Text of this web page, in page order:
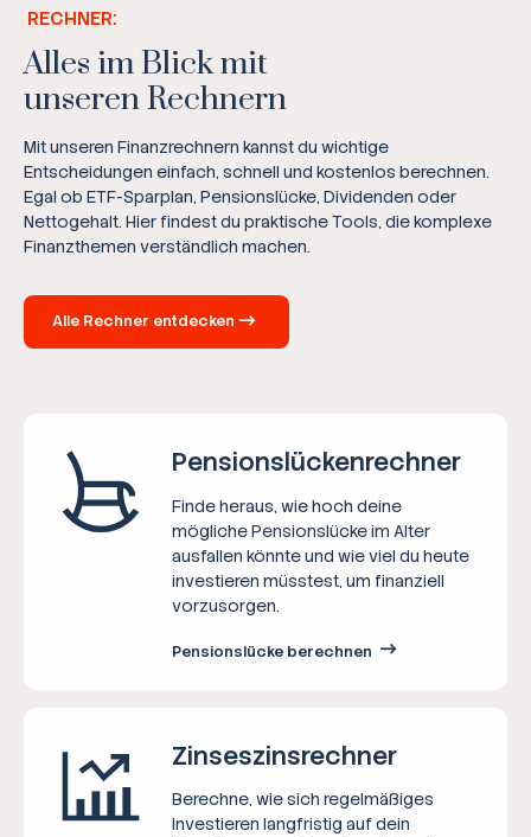
RECHNER:
Alles im Blick mit
unseren Rechnern
Mit unseren Finanzrechnern kannst du wichtige
Entscheidungen einfach, schnell und kostenlos berechnen.
Egal ob ETF-Sparplan, Pensionslücke, Dividenden oder
Nettogehalt. Hier findest du praktische Tools, die komplexe
Finanzthemen verständlich machen.
Alle Rechner entdecken
Pensions­lücken­rechner
Finde heraus, wie hoch deine
mögliche Pensionslücke im Alter
ausfallen könnte und wie viel du heute
investieren müsstest, um finanziell
vorzusorgen.
Pensionslücke berechnen
Zinseszins­rechner
Berechne, wie sich regelmäßiges
Investieren langfristig auf dein